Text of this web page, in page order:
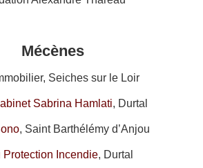
Mécènes
Seiches sur le Loir
Sabrina Hamlati, Durtal
, Saint Barthélémy d’Anjou
Protection Incendie, Durtal